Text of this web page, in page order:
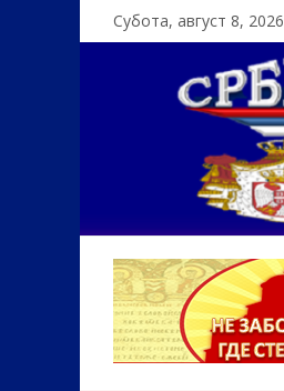
Субота, август 8, 2026